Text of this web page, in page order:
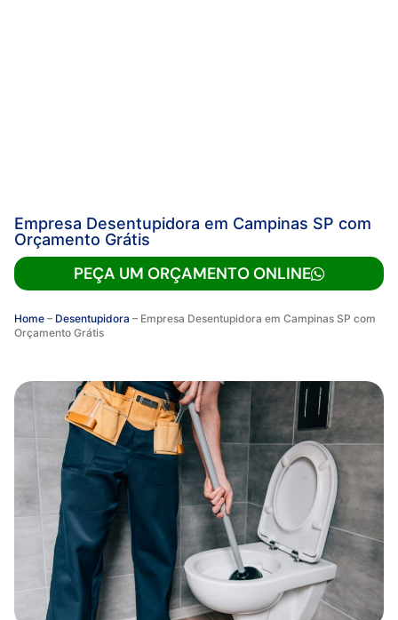
Empresa Desentupidora em Campinas SP com
Orçamento Grátis
PEÇA UM ORÇAMENTO ONLINE
Home – Desentupidora – Empresa Desentupidora em Campinas SP com
Orçamento Grátis